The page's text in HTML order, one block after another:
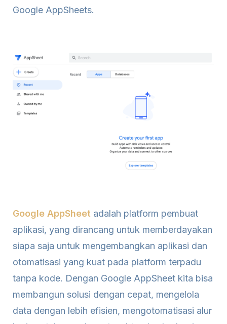
Google AppSheets.
Google AppSheet adalah platform pembuat
aplikasi, yang dirancang untuk memberdayakan
siapa saja untuk mengembangkan aplikasi dan
otomatisasi yang kuat pada platform terpadu
tanpa kode. Dengan Google AppSheet kita bisa
membangun solusi dengan cepat, mengelola
data dengan lebih efisien, mengotomatisasi alur